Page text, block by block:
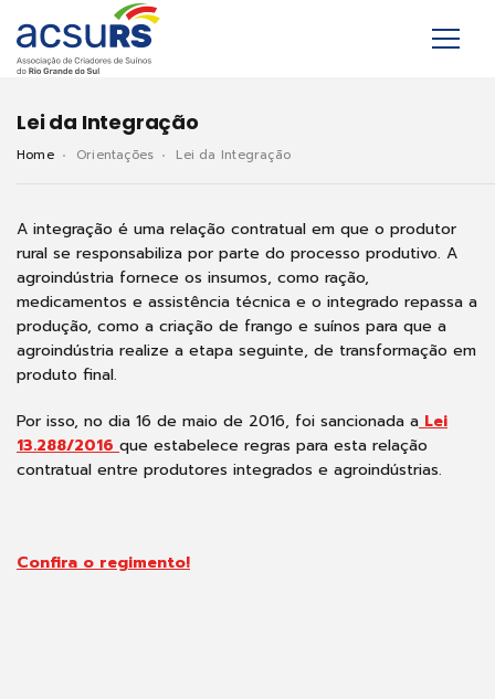
Lei da Integração
Home Orientações Lei da Integração
A integração é uma relação contratual em que o produtor
rural se responsabiliza por parte do processo produtivo. A
agroindústria fornece os insumos, como ração,
medicamentos e assistência técnica e o integrado repassa a
produção, como a criação de frango e suínos para que a
agroindústria realize a etapa seguinte, de transformação em
produto final.
Por isso, no dia 16 de maio de 2016, foi sancionada a Lei
13.288/2016 que estabelece regras para esta relação
contratual entre produtores integrados e agroindústrias.
Confira o regimento!